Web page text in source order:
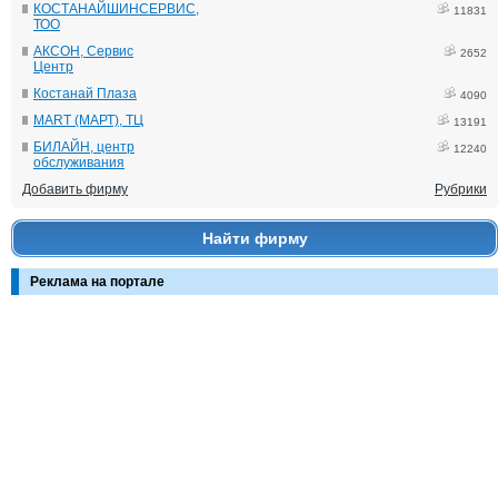
КОСТАНАЙШИНСЕРВИС,
ТОО
11831
АКСОН, Сервис
Центр
2652
Костанай Плаза 4090
MART (МАРТ), ТЦ 13191
БИЛАЙН, центр
обслуживания
12240
Добавить фирму Рубрики
Найти фирму
Реклама на портале